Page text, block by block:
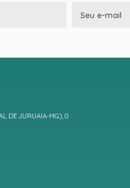
DE JURUAIA-MG), 0